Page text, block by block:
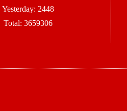
Yesterday: 2448
Total: 3659306